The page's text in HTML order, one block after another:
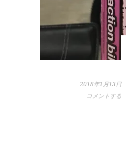
2018年1月13日
コメントする